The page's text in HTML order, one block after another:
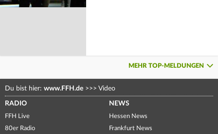
MEHR TOP-MELDUNGEN
Du bist hier: www.FFH.de >>> Video
RADIO
FFH Live
80er Radio
NEWS
Hessen News
Frankfurt News